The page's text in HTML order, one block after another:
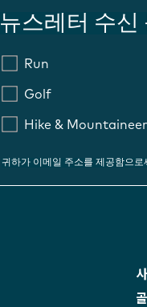
뉴스레터 수신
Run
Golf
Hike &
귀하가 이메일 주소를 제공함으로